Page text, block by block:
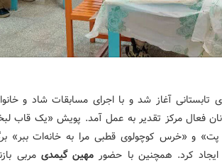
آغاز شد و با اجرای مسابقات شاد و
فعال مرکز تقدیر به عمل آمد. پویش «یک قاب
و «خرس کوچولوی قطبی مرا به خانه‌ات ببر»
کرد. همچنین با حضور مهین گیمدی مربی